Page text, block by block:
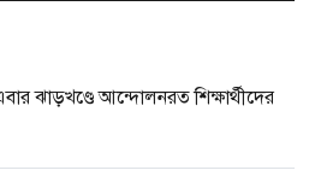
ঝাড়খণ্ডে আন্দোলনরত শিক্ষার্থীদের